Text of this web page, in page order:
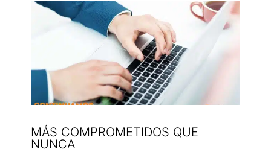
MÁS COMPROMETIDOS QUE
NUNCA